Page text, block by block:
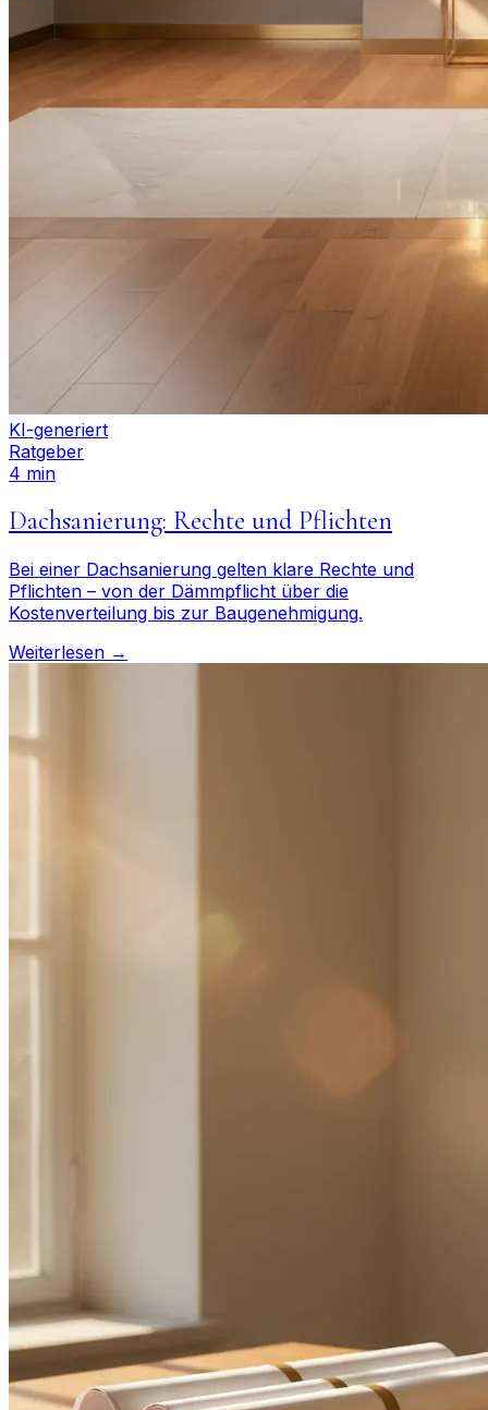
KI-generiert
Ratgeber
4 min
Dachsanierung: Rechte und Pflichten
Bei einer Dachsanierung gelten klare Rechte und
Pflichten – von der Dämmpflicht über die
Kostenverteilung bis zur Baugenehmigung.
Weiterlesen →